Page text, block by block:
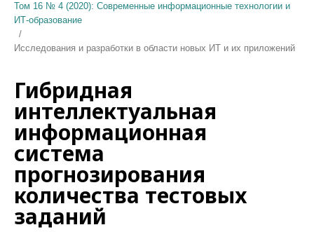
Том 16 № 4 (2020): Современные информационные технологии и
ИТ-образование
/
Исследования и разработки в области новых ИТ и их приложений
Гибридная
интеллектуальная
информационная
система
прогнозирования
количества тестовых
заданий